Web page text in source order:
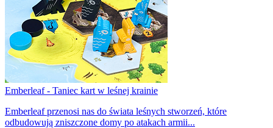
Emberleaf - Taniec kart w leśnej krainie
Emberleaf przenosi nas do świata leśnych stworzeń, które
odbudowują zniszczone domy po atakach armii...